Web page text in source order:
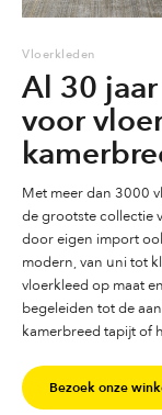
Vloerkleden
Al 30
voor
Met meer dan 3000
de grootste collectie
door eigen import
modern, van uni tot
vloerkleed op maat
begeleiden tot de
kamerbreed tapijt of
Bezoek onze